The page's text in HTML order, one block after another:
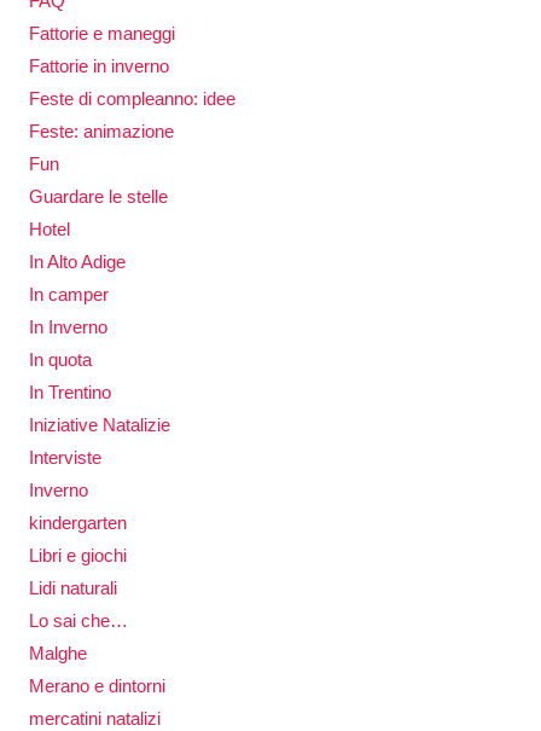
Fattorie e maneggi
Fattorie in inverno
Feste di compleanno: idee
Feste: animazione
Fun
Guardare le stelle
Hotel
In Alto Adige
In camper
In Inverno
In quota
In Trentino
Iniziative Natalizie
Interviste
Inverno
kindergarten
Libri e giochi
Lidi naturali
Lo sai che…
Malghe
Merano e dintorni
mercatini natalizi